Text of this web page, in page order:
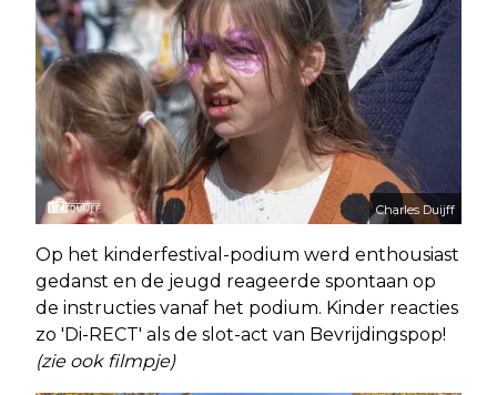
Charles Duijff
Op het kinderfestival-podium werd enthousiast
gedanst en de jeugd reageerde spontaan op
de instructies vanaf het podium. Kinder reacties
zo 'Di-RECT' als de slot-act van Bevrijdingspop!
(zie ook filmpje)